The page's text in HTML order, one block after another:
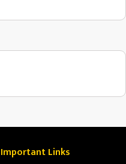
Important Links